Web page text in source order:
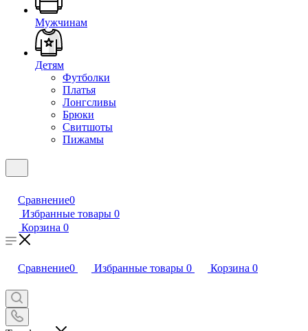
Мужчинам
Детям
Футболки
Платья
Лонгсливы
Брюки
Свитшоты
Пижамы
Сравнение0
Избранные товары 0
Корзина 0
Сравнение0 Избранные товары 0 Корзина 0